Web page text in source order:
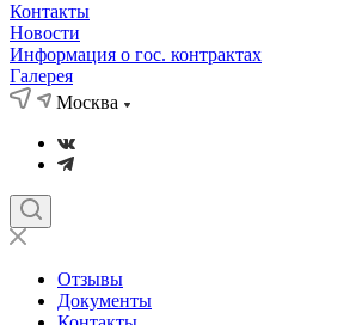
Контакты
Новости
Информация о гос. контрактах
Галерея
Москва
Отзывы
Документы